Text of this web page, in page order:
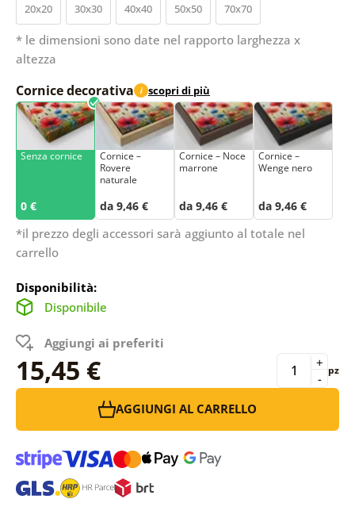
20x20 30x30 40x40 50x50 70x70
* le dimensioni sono date nel rapporto larghezza x
altezza
Cornice decorativa i scopri di più
Senza cornice
0 €
Cornice –
Rovere
naturale
da 9,46 €
Cornice – Noce
marrone
da 9,46 €
Cornice –
Wenge nero
da 9,46 €
*il prezzo degli accessori sarà aggiunto al totale nel
carrello
Disponibilità:
Disponibile
Aggiungi ai preferiti
15,45 € -
+ pz
AGGIUNGI AL CARRELLO